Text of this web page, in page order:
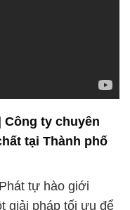
tự hào giới
giải pháp tối ưu để
chắc và bền bỉ.
triển đặc biệt
ngành công
mẽ, sản phẩm